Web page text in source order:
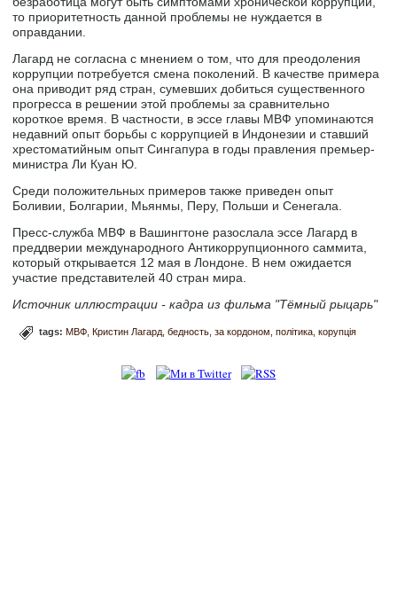
то приоритетность данной проблемы не нуждается в
оправдании.
Лагард не согласна с мнением о том, что для преодоления
коррупции потребуется смена поколений. В качестве примера
она приводит ряд стран, сумевших добиться существенного
прогресса в решении этой проблемы за сравнительно
короткое время. В частности, в эссе главы МВФ упоминаются
недавний опыт борьбы с коррупцией в Индонезии и ставший
хрестоматийным опыт Сингапура в годы правления премьер-
министра Ли Куан Ю.
Среди положительных примеров также приведен опыт
Боливии, Болгарии, Мьянмы, Перу, Польши и Сенегала.
Пресс-служба МВФ в Вашингтоне разослала эссе Лагард в
преддверии международного Антикоррупционного саммита,
который открывается 12 мая в Лондоне. В нем ожидается
участие представителей 40 стран мира.
Источник иллюстрации - кадра из фильма "Тёмный рыцарь"
tags:МВФ Кристин Лагард бедность за кордоном політика корупція